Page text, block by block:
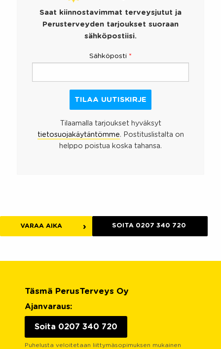
Saat kiinnostavimmat terveysjutut ja
Perusterveyden tarjoukset suoraan
sähköpostiisi.
Sähköposti *
Tilaamalla tarjoukset hyväksyt
tietosuojakäytäntömme. Postituslistalta on
helppo poistua koska tahansa.
VARAA AIKA SOITA 0207 340 720
Täsmä PerusTerveys Oy
Ajanvaraus:
Soita 0207 340 720
Puhelusta veloitetaan liittymäsopimuksen mukainen